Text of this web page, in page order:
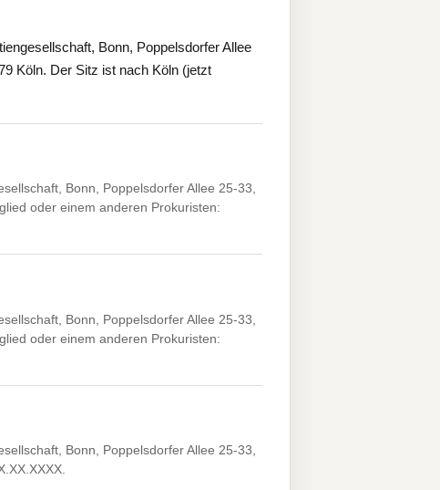
Bonn, Poppelsdorfer Allee
Köln. Der Sitz ist nach Köln (jetzt
Bonn, Poppelsdorfer Allee 25-33,
oder einem anderen Prokuristen:
Bonn, Poppelsdorfer Allee 25-33,
oder einem anderen Prokuristen:
Bonn, Poppelsdorfer Allee 25-33,